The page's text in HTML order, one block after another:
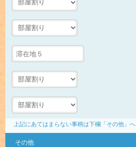
上記にあてはまらない事柄は下欄「その他」へ
その他